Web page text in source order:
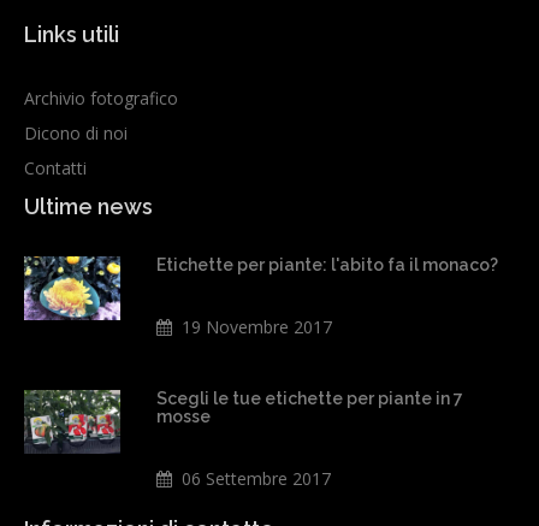
Links utili
Archivio fotografico
Dicono di noi
Contatti
Ultime news
Etichette per piante: l'abito fa il monaco?
19 Novembre 2017
Scegli le tue etichette per piante in 7
mosse
06 Settembre 2017